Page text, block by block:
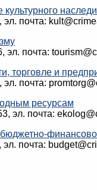
культурного
почта:
эл. почта:
торговле и
почта:
ресурсам
эл. почта:
почта: